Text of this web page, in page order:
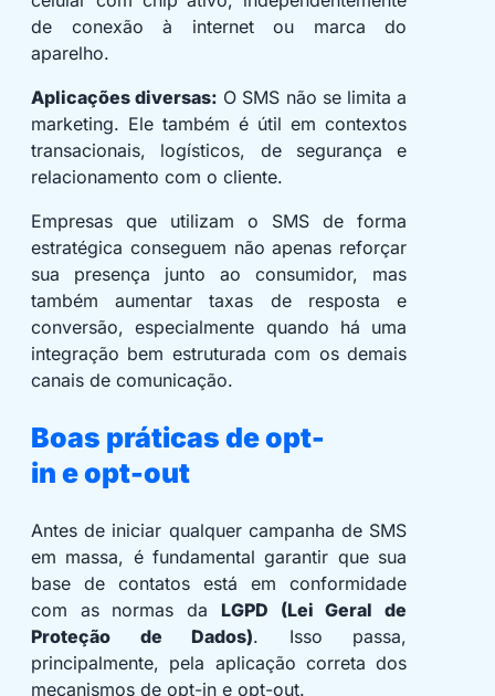
de conexão à internet ou marca do
aparelho.
Aplicações diversas: O SMS não se limita a
marketing. Ele também é útil em contextos
transacionais, logísticos, de segurança e
relacionamento com o cliente.
Empresas que utilizam o SMS de forma
estratégica conseguem não apenas reforçar
sua presença junto ao consumidor, mas
também aumentar taxas de resposta e
conversão, especialmente quando há uma
integração bem estruturada com os demais
canais de comunicação.
Boas práticas de opt-
in e opt-out
Antes de iniciar qualquer campanha de SMS
em massa, é fundamental garantir que sua
base de contatos está em conformidade
com as normas da LGPD (Lei Geral de
Proteção de Dados). Isso passa,
principalmente, pela aplicação correta dos
mecanismos de opt-in e opt-out.